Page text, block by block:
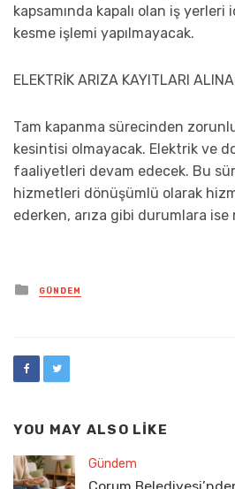
kapsamında kapalı olan iş yerleri
kesme işlemi yapılmayacak.
ELEKTRİK ARIZA KAYITLARI
Tam kapanma sürecinden
kesintisi olmayacak. Elektrik ve
faaliyetleri devam edecek. Bu
hizmetleri dönüşümlü olarak
ederken, arıza gibi durumlara
Posted
in
GÜNDEM
YOU MAY ALSO LIKE
Gündem